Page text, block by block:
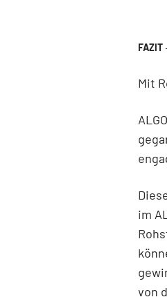
Mit
im
von